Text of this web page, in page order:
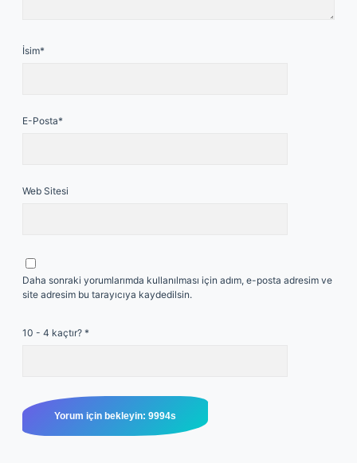
İsim*
E-Posta*
Web Sitesi
Daha sonraki yorumlarımda kullanılması için adım, e-posta adresim ve
site adresim bu tarayıcıya kaydedilsin.
10 - 4 kaçtır? *